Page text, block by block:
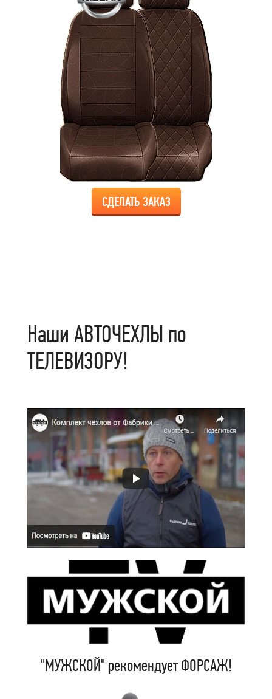
СДЕЛАТЬ ЗАКАЗ
Наши АВТОЧЕХЛЫ по
ТЕЛЕВИЗОРУ!
"МУЖСКОЙ" рекомендует ФОРСАЖ!